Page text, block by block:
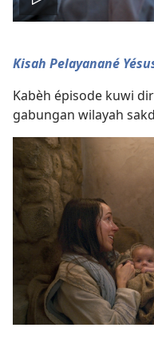
Play
video
Kisah Pelayanané
Kabèh épisode kuwi
gabungan wilayah